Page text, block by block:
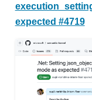
expected #4719